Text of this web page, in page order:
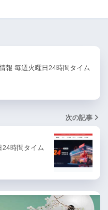
報 毎週火曜日24時間タイム
次の記事
24時間タイム